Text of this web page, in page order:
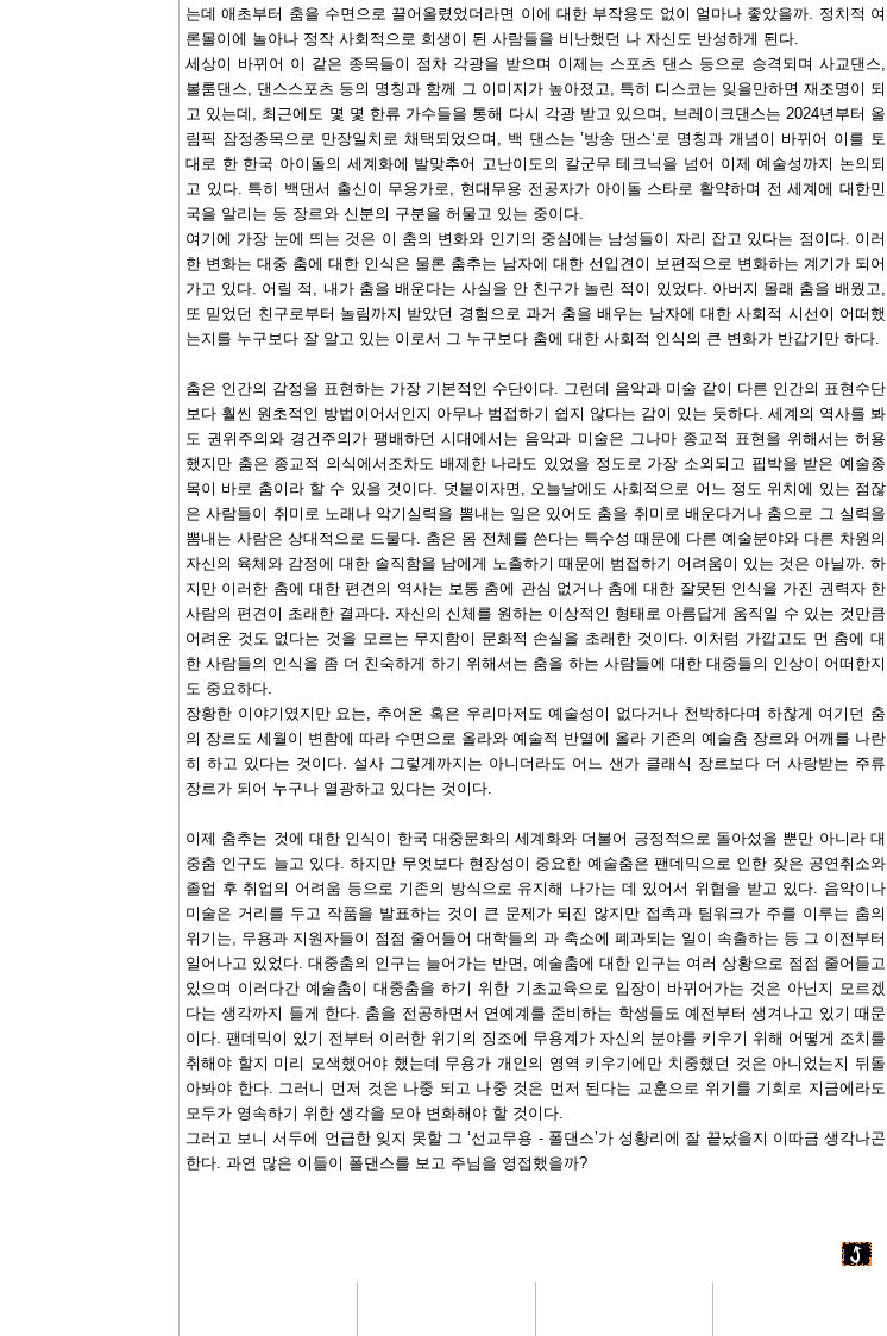
는데 애초부터 춤을 수면으로 끌어올렸었더라면 이에 대한 부작용도 없이 얼마나 좋았을까. 정치적 여
론몰이에 놀아나 정작 사회적으로 희생이 된 사람들을 비난했던 나 자신도 반성하게 된다.
세상이 바뀌어 이 같은 종목들이 점차 각광을 받으며 이제는 스포츠 댄스 등으로 승격되며 사교댄스,
볼룸댄스, 댄스스포츠 등의 명칭과 함께 그 이미지가 높아졌고, 특히 디스코는 잊을만하면 재조명이 되
고 있는데, 최근에도 몇 몇 한류 가수들을 통해 다시 각광 받고 있으며, 브레이크댄스는 2024년부터 올
림픽 잠정종목으로 만장일치로 채택되었으며, 백 댄스는 ’방송 댄스‘로 명칭과 개념이 바뀌어 이를 토
대로 한 한국 아이돌의 세계화에 발맞추어 고난이도의 칼군무 테크닉을 넘어 이제 예술성까지 논의되
고 있다. 특히 백댄서 출신이 무용가로, 현대무용 전공자가 아이돌 스타로 활약하며 전 세계에 대한민
국을 알리는 등 장르와 신분의 구분을 허물고 있는 중이다.
여기에 가장 눈에 띄는 것은 이 춤의 변화와 인기의 중심에는 남성들이 자리 잡고 있다는 점이다. 이러
한 변화는 대중 춤에 대한 인식은 물론 춤추는 남자에 대한 선입견이 보편적으로 변화하는 계기가 되어
가고 있다. 어릴 적, 내가 춤을 배운다는 사실을 안 친구가 놀린 적이 있었다. 아버지 몰래 춤을 배웠고,
또 믿었던 친구로부터 놀림까지 받았던 경험으로 과거 춤을 배우는 남자에 대한 사회적 시선이 어떠했
는지를 누구보다 잘 알고 있는 이로서 그 누구보다 춤에 대한 사회적 인식의 큰 변화가 반갑기만 하다.
춤은 인간의 감정을 표현하는 가장 기본적인 수단이다. 그런데 음악과 미술 같이 다른 인간의 표현수단
보다 훨씬 원초적인 방법이어서인지 아무나 범접하기 쉽지 않다는 감이 있는 듯하다. 세계의 역사를 봐
도 권위주의와 경건주의가 팽배하던 시대에서는 음악과 미술은 그나마 종교적 표현을 위해서는 허용
했지만 춤은 종교적 의식에서조차도 배제한 나라도 있었을 정도로 가장 소외되고 핍박을 받은 예술종
목이 바로 춤이라 할 수 있을 것이다. 덧붙이자면, 오늘날에도 사회적으로 어느 정도 위치에 있는 점잖
은 사람들이 취미로 노래나 악기실력을 뽐내는 일은 있어도 춤을 취미로 배운다거나 춤으로 그 실력을
뽐내는 사람은 상대적으로 드물다. 춤은 몸 전체를 쓴다는 특수성 때문에 다른 예술분야와 다른 차원의
자신의 육체와 감정에 대한 솔직함을 남에게 노출하기 때문에 범접하기 어려움이 있는 것은 아닐까. 하
지만 이러한 춤에 대한 편견의 역사는 보통 춤에 관심 없거나 춤에 대한 잘못된 인식을 가진 권력자 한
사람의 편견이 초래한 결과다. 자신의 신체를 원하는 이상적인 형태로 아름답게 움직일 수 있는 것만큼
어려운 것도 없다는 것을 모르는 무지함이 문화적 손실을 초래한 것이다. 이처럼 가깝고도 먼 춤에 대
한 사람들의 인식을 좀 더 친숙하게 하기 위해서는 춤을 하는 사람들에 대한 대중들의 인상이 어떠한지
도 중요하다.
장황한 이야기였지만 요는, 추어온 혹은 우리마저도 예술성이 없다거나 천박하다며 하찮게 여기던 춤
의 장르도 세월이 변함에 따라 수면으로 올라와 예술적 반열에 올라 기존의 예술춤 장르와 어깨를 나란
히 하고 있다는 것이다. 설사 그렇게까지는 아니더라도 어느 샌가 클래식 장르보다 더 사랑받는 주류
장르가 되어 누구나 열광하고 있다는 것이다.
이제 춤추는 것에 대한 인식이 한국 대중문화의 세계화와 더불어 긍정적으로 돌아섰을 뿐만 아니라 대
중춤 인구도 늘고 있다. 하지만 무엇보다 현장성이 중요한 예술춤은 팬데믹으로 인한 잦은 공연취소와
졸업 후 취업의 어려움 등으로 기존의 방식으로 유지해 나가는 데 있어서 위협을 받고 있다. 음악이나
미술은 거리를 두고 작품을 발표하는 것이 큰 문제가 되진 않지만 접촉과 팀워크가 주를 이루는 춤의
위기는, 무용과 지원자들이 점점 줄어들어 대학들의 과 축소에 폐과되는 일이 속출하는 등 그 이전부터
일어나고 있었다. 대중춤의 인구는 늘어가는 반면, 예술춤에 대한 인구는 여러 상황으로 점점 줄어들고
있으며 이러다간 예술춤이 대중춤을 하기 위한 기초교육으로 입장이 바뀌어가는 것은 아닌지 모르겠
다는 생각까지 들게 한다. 춤을 전공하면서 연예계를 준비하는 학생들도 예전부터 생겨나고 있기 때문
이다. 팬데믹이 있기 전부터 이러한 위기의 징조에 무용계가 자신의 분야를 키우기 위해 어떻게 조치를
취해야 할지 미리 모색했어야 했는데 무용가 개인의 영역 키우기에만 치중했던 것은 아니었는지 뒤돌
아봐야 한다. 그러니 먼저 것은 나중 되고 나중 것은 먼저 된다는 교훈으로 위기를 기회로 지금에라도
모두가 영속하기 위한 생각을 모아 변화해야 할 것이다.
그러고 보니 서두에 언급한 잊지 못할 그 ‘선교무용 - 폴댄스’가 성황리에 잘 끝났을지 이따금 생각나곤
한다. 과연 많은 이들이 폴댄스를 보고 주님을 영접했을까?